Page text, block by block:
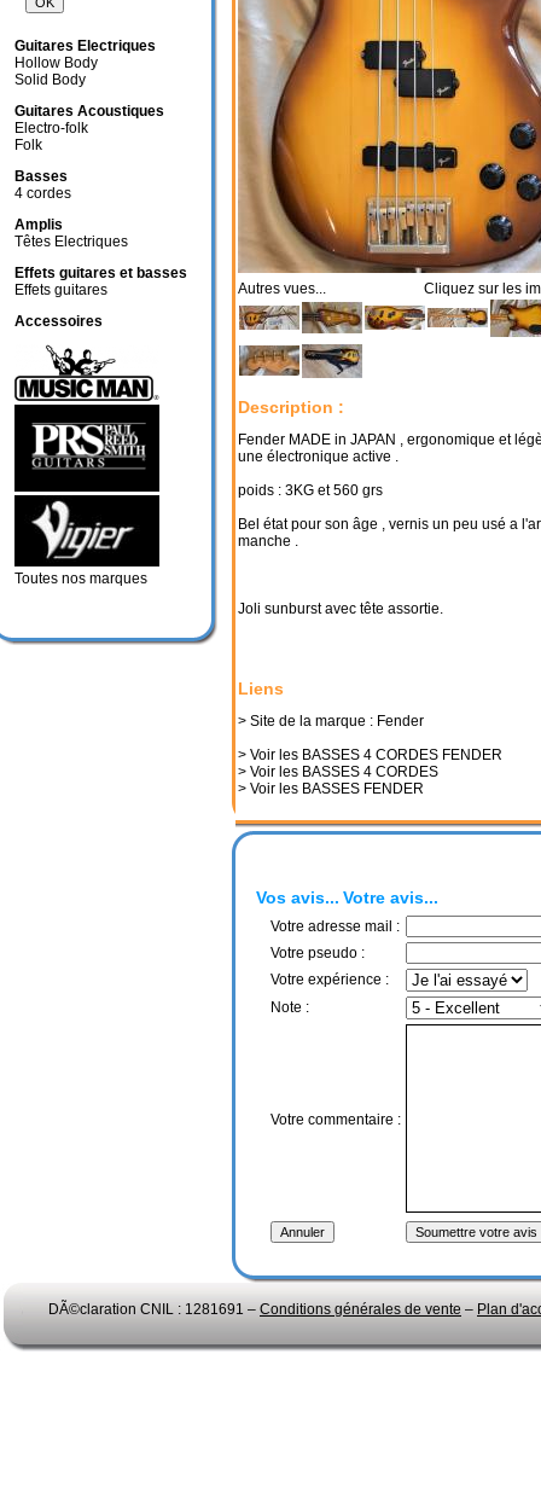
Autres vues... Cliquez sur les
Description :
Fender MADE in JAPAN , ergonomique et
une électronique active .
poids : 3KG et 560 grs
Bel état pour son âge , vernis un peu usé a
manche .
Joli sunburst avec tête assortie.
Liens
> Site de la marque : Fender
> Voir les BASSES 4 CORDES FENDER
> Voir les BASSES 4 CORDES
> Voir les BASSES FENDER
Vos avis... Votre avis...
Votre adresse mail :
Votre pseudo :
Votre expérience :
Note :
Votre commentaire :
Guitares Electriques
Hollow Body
Solid Body
Guitares Acoustiques
Electro-folk
Folk
Basses
4 cordes
Amplis
Têtes Electriques
Effets guitares et basses
Effets guitares
Accessoires
Toutes nos marques
DÃ©claration CNIL : 1281691 – Conditions générales de vente – Plan